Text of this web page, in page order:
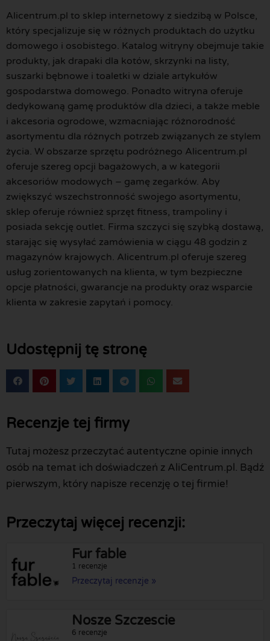
Alicentrum.pl to sklep internetowy z siedzibą w Polsce,
który specjalizuje się w różnych produktach do użytku
domowego i osobistego. Katalog witryny obejmuje takie
produkty, jak drapaki dla kotów, skrzynki na listy,
suszarki bębnowe i toaletki w dziale artykułów
gospodarstwa domowego. Ponadto witryna oferuje
dedykowaną gamę produktów dla dzieci, a także meble
i akcesoria ogrodowe, wzmacniając różnorodność
asortymentu dla różnych potrzeb związanych ze stylem
życia. W obszarze sprzętu podróżnego Alicentrum.pl
oferuje szereg opcji bagażowych, a w kategorii
akcesoriów modowych – gamę zegarków. Aby
zwiększyć wszechstronność swojego asortymentu,
sklep oferuje również sprzęt fitness, trampoliny i
posiada sekcję outlet. Firma szczyci się szybką dostawą,
starając się wysyłać zamówienia w ciągu 48 godzin z
magazynów krajowych. Alicentrum.pl oferuje szereg
usług zorientowanych na klienta, w tym bezpieczne
opcje płatności, gwarancje na produkty oraz wsparcie
klienta w zakresie zapytań i pomocy.
Udostępnij tę stronę
Recenzje tej firmy
Tutaj możesz przeczytać autentyczne opinie innych
osób na temat ich doświadczeń z AliCentrum.pl. Bądź
pierwszym, który napisze recenzję o tej firmie!
Przeczytaj więcej recenzji:
Fur fable
1 recenzje
Przeczytaj recenzje »
Nosze Szczescie
6 recenzje